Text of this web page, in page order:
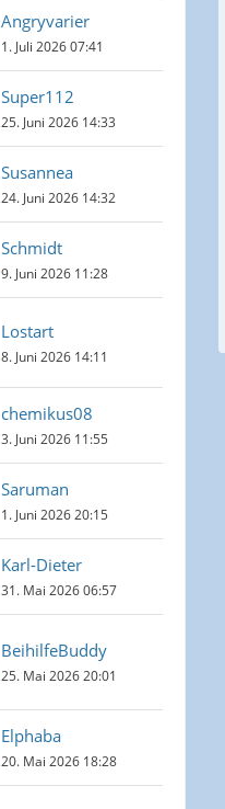
Angryvarier
1. Juli 2026 07:41
Super112
25. Juni 2026 14:33
Susannea
24. Juni 2026 14:32
Schmidt
9. Juni 2026 11:28
Lostart
8. Juni 2026 14:11
chemikus08
3. Juni 2026 11:55
Saruman
1. Juni 2026 20:15
Karl-Dieter
31. Mai 2026 06:57
BeihilfeBuddy
25. Mai 2026 20:01
Elphaba
20. Mai 2026 18:28